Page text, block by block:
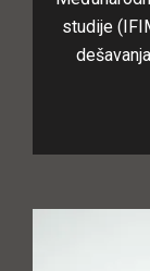
studije